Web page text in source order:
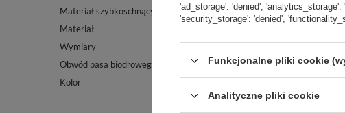
Materiał szybkoschnący
TAK
Materiał
Wymiary
13,5 x 20,5 x 0,3 cm
Obwód pasa biodrowego
120,5 cm
Kolor
Różowy
'ad_storage': 'denied',
'security_storage': 'denied',
Funkcjonalne pliki cookie
Analityczne pliki cookie